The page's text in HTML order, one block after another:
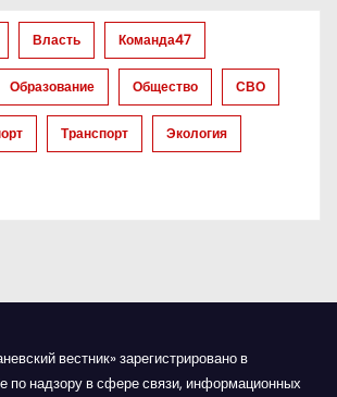
Власть Команда47
Образование Общество СВО
Транспорт Экология
вестник» зарегистрировано в
по надзору в сфере связи, информационных